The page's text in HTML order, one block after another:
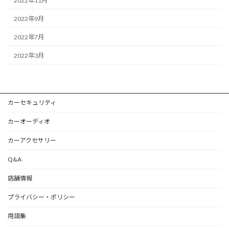
2022年9月
2022年7月
2022年3月
カーセキュリティ
カーオーディオ
カーアクセサリー
Q&A
店舗情報
プライバシー・ポリシー
用語集